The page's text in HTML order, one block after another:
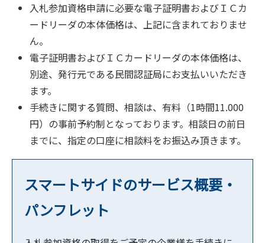
入札参加資格申請に必要な電子証明書およびＩＣカ
ードリーダの本体価格は、上記に含まれておりませ
ん。
電子証明書およびＩＣカードリーダの本体価格は、
別途、発行元である民間認証局にお支払いいただき
ます。
手続きに関する質問、相談は、有料（1時間11.000
円）の事前予約制となっております。相談日の前日
までに、指定の口座に相談料をお振込み頂きます。
スマートサイドのサービス概要・
パンフレット